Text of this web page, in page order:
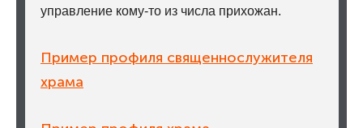
управление кому-то из числа прихожан.
Пример профиля священнослужителя
храма